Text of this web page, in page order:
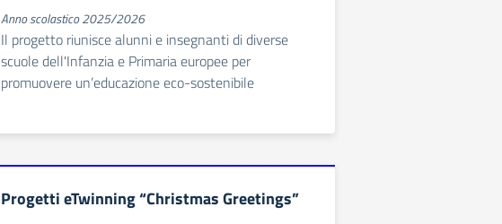
Anno scolastico 2025/2026
Il progetto riunisce alunni e insegnanti di diverse
scuole dell'Infanzia e Primaria europee per
promuovere un’educazione eco-sostenibile
Progetti eTwinning “Christmas Greetings”